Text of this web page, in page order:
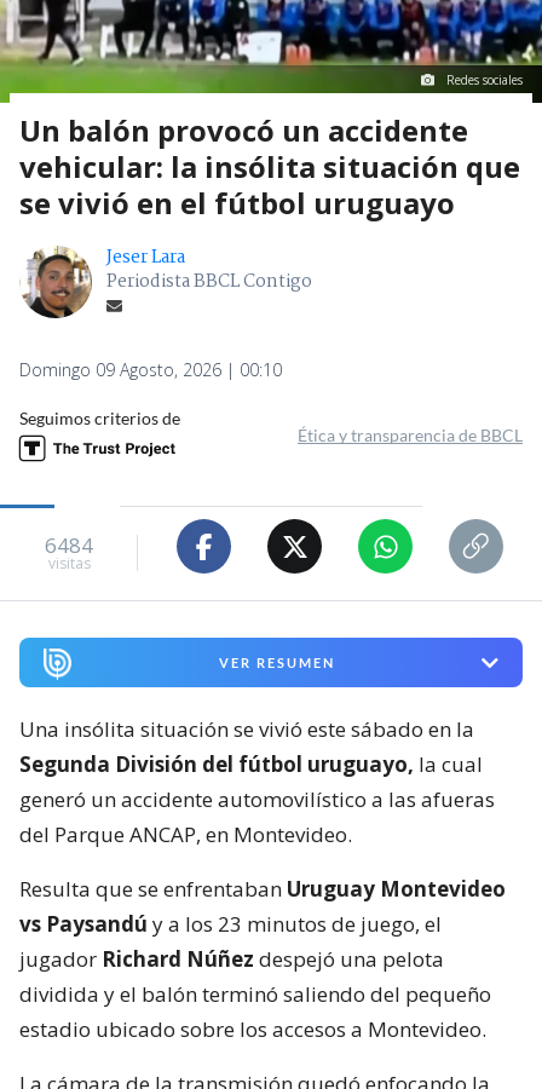
Redes sociales
Un balón provocó un accidente
vehicular: la insólita situación que
se vivió en el fútbol uruguayo
Jeser Lara
Periodista BBCL Contigo
Domingo 09 Agosto, 2026 | 00:10
Seguimos criterios de
Ética y transparencia de BBCL
6484
visitas
VER RESUMEN
Una insólita situación se vivió este sábado en la
Segunda División del fútbol uruguayo, la cual
generó un accidente automovilístico a las afueras
del Parque ANCAP, en Montevideo.
Resulta que se enfrentaban Uruguay Montevideo
vs Paysandú y a los 23 minutos de juego, el
jugador Richard Núñez despejó una pelota
dividida y el balón terminó saliendo del pequeño
estadio ubicado sobre los accesos a Montevideo.